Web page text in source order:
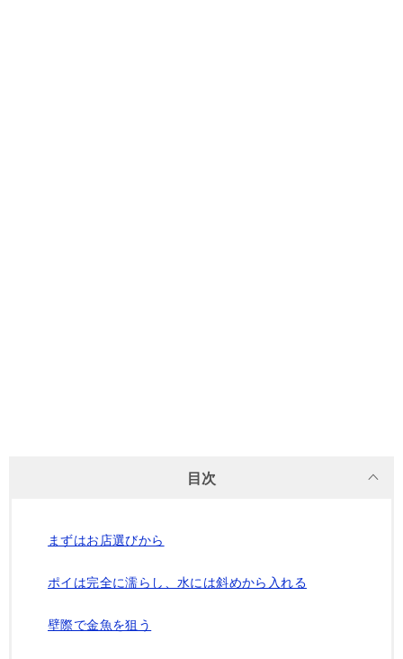
目次
まずはお店選びから
ポイは完全に濡らし、水には斜めから入れる
壁際で金魚を狙う